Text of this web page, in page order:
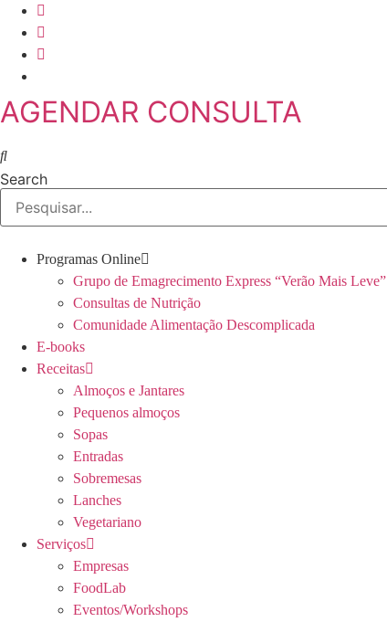
Skip
content
AGENDAR CONSULTA
Search
Programas Online
Grupo de Emagrecimento Express “Verão Mais Leve”
Consultas de Nutrição
Comunidade Alimentação Descomplicada
E-books
Receitas
Almoços e Jantares
Pequenos almoços
Sopas
Entradas
Sobremesas
Lanches
Vegetariano
Serviços
Empresas
FoodLab
Eventos/Workshops